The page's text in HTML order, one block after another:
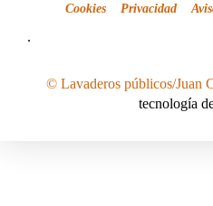
Cookies Privacidad
.
© Lavaderos públicos/Juan
tecnología